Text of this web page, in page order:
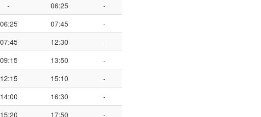
- 06:25
-
06:25 07:45
-
07:45 12:30
-
09:15 13:50
-
12:15 15:10
-
14:00 16:30
-
15:20 17:50
-